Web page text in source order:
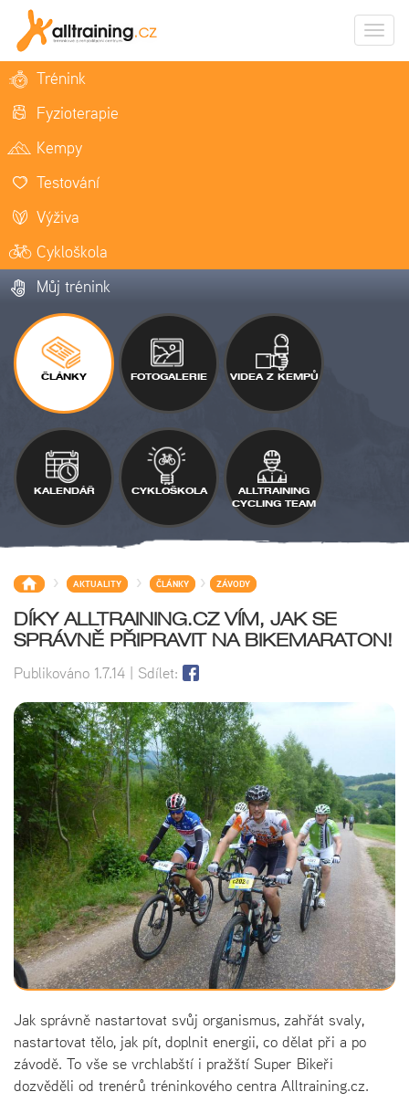
Trénink
Fyzioterapie
Kempy
Testování
Výživa
Cykloškola
Můj trénink
ČLÁNKY FOTOGALERIE VIDEA Z KEMPŮ
KALENDÁŘ CYKLOŠKOLA
ALLTRAINING
CYCLING TEAM
> AKTUALITY > ČLÁNKY > ZÁVODY
DÍKY ALLTRAINING.CZ VÍM, JAK SE
SPRÁVNĚ PŘIPRAVIT NA BIKEMARATON!
Publikováno 1.7.14 | Sdílet:
Jak správně nastartovat svůj organismus, zahřát svaly,
nastartovat tělo, jak pít, doplnit energii, co dělat při a po
závodě. To vše se vrchlabští i pražští Super Bikeři
dozvěděli od trenérů tréninkového centra Alltraining.cz.